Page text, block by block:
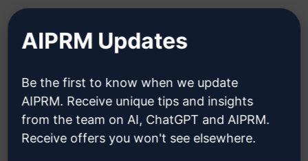
チーム価格 (en)
Blog (en)
リーガル
プライバシーポリシー
(en)
ダウンロード
インストール方法
AIPRM Updates
Be the first to know when we update
AIPRM. Receive unique tips and insights
from the team on AI, ChatGPT and AIPRM.
Receive offers you won't see elsewhere.